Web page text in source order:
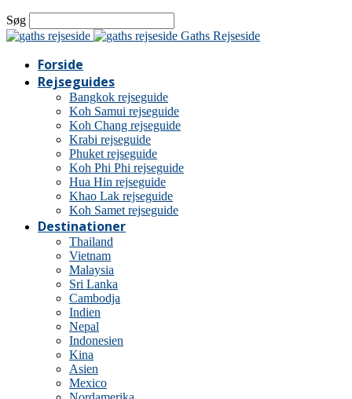
Søg
Gaths Rejseside
Forside
Rejseguides
Bangkok rejseguide
Koh Samui rejseguide
Koh Chang rejseguide
Krabi rejseguide
Phuket rejseguide
Koh Phi Phi rejseguide
Hua Hin rejseguide
Khao Lak rejseguide
Koh Samet rejseguide
Destinationer
Thailand
Vietnam
Malaysia
Sri Lanka
Cambodja
Indien
Nepal
Indonesien
Kina
Asien
Mexico